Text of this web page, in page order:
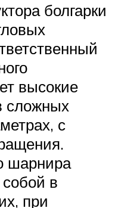
болгарки
высокие
сложных
с
шарнира
в
при